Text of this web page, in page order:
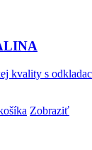
kvality s
Zobraziť